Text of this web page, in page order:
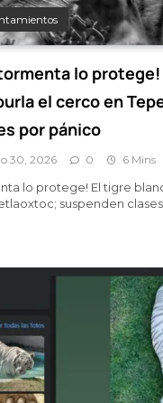
lo
el cerco en
por pánico
30, 2026 0 6 Mins
lo protege! El tigre
suspenden